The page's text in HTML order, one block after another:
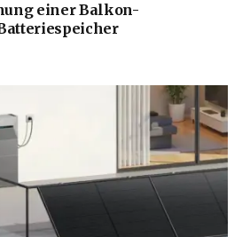
einer Balkon-